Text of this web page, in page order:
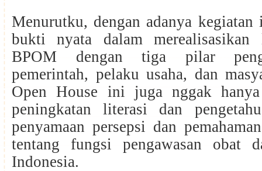
Menurutku, dengan adanya
bukti nyata dalam merealisasikan
BPOM dengan tiga pilar
pemerintah, pelaku usaha, dan
Open House ini juga nggak hanya
peningkatan literasi dan
penyamaan persepsi dan
tentang fungsi pengawasan obat
Indonesia.